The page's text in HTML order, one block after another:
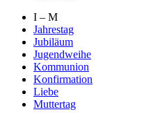
I – M
Jahrestag
Jubiläum
Jugendweihe
Kommunion
Konfirmation
Liebe
Muttertag